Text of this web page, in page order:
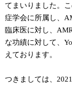
てまいりました。
症学会に所属し、
臨床医に対し、
な功績に対して、
えております。
つきましては、